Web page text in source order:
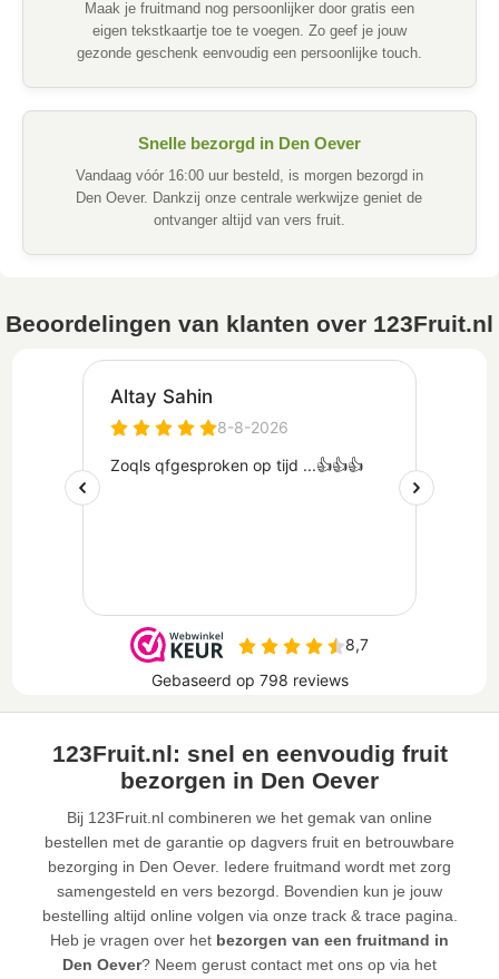
Maak je fruitmand nog persoonlijker door gratis een
eigen tekstkaartje toe te voegen. Zo geef je jouw
gezonde geschenk eenvoudig een persoonlijke touch.
Snelle bezorgd in Den Oever
Vandaag vóór 16:00 uur besteld, is morgen bezorgd in
Den Oever. Dankzij onze centrale werkwijze geniet de
ontvanger altijd van vers fruit.
Beoordelingen van klanten over 123Fruit.nl
123Fruit.nl: snel en eenvoudig fruit
bezorgen in Den Oever
Bij 123Fruit.nl combineren we het gemak van online
bestellen met de garantie op dagvers fruit en betrouwbare
bezorging in Den Oever. Iedere fruitmand wordt met zorg
samengesteld en vers bezorgd. Bovendien kun je jouw
bestelling altijd online volgen via onze track & trace pagina.
Heb je vragen over het bezorgen van een fruitmand in
Den Oever? Neem gerust contact met ons op via het